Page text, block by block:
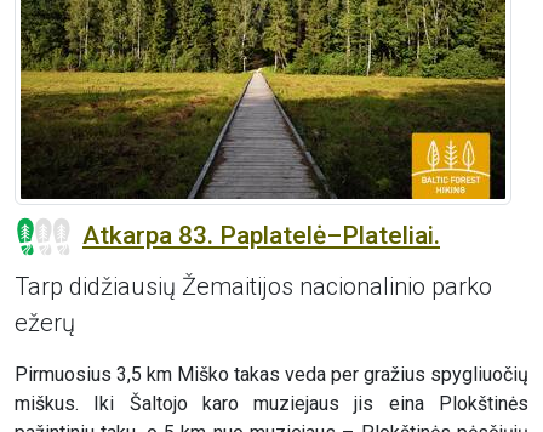
Atkarpa 83. Paplatelė–Plateliai.
Tarp didžiausių Žemaitijos nacionalinio parko
ežerų
Pirmuosius 3,5 km Miško takas veda per gražius spygliuočių
miškus. Iki Šaltojo karo muziejaus jis eina Plokštinės